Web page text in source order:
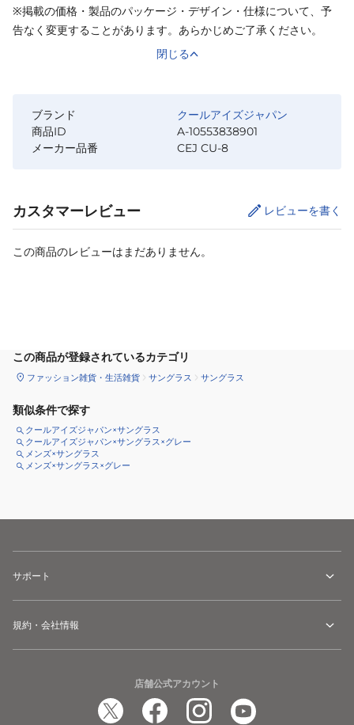
※掲載の価格・製品のパッケージ・デザイン・仕様について、予
告なく変更することがあります。あらかじめご了承ください。
閉じる
ブランド
クールアイズジャパン
商品ID
A-10553838901
メーカー品番
CEJ CU-8
カスタマーレビュー レビューを書く
この商品のレビューはまだありません。
この商品が登録されているカテゴリ
ファッション雑貨・生活雑貨 サングラス サングラス
類似条件で探す
クールアイズジャパン×サングラス
クールアイズジャパン×サングラス×グレー
メンズ×サングラス
メンズ×サングラス×グレー
サポート
規約・会社情報
店舗公式アカウント